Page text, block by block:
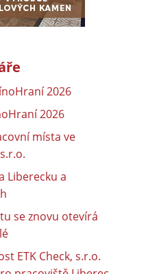
2026
2026
místa ve
Liberecku a
se znovu otevírá
ETK Check, s.r.o.